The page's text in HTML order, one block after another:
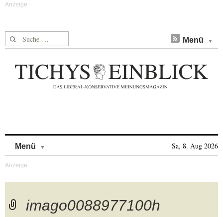
Suche nach: Menü
Menü Sa, 8. Aug 2026
imago0088977100h